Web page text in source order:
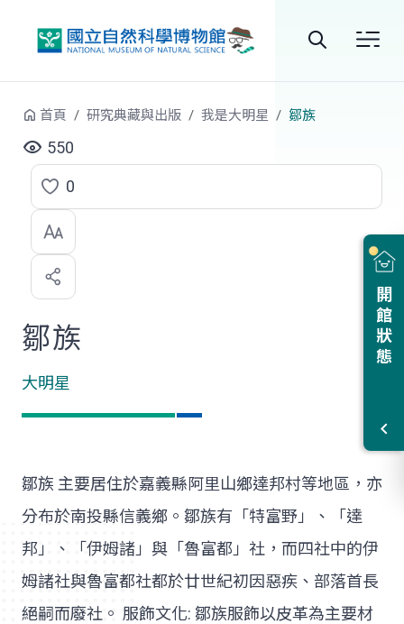
站
尋
開館狀態
首頁 研究典藏與出版 我是大明星 鄒族
550
點
選
喜
歡
0
鄒族
大明星
鄒族 主要居住於嘉義縣阿里山鄉達邦村等地區，亦
分布於南投縣信義鄉。鄒族有「特富野」、「達
邦」、「伊姆諸」與「魯富都」社，而四社中的伊
姆諸社與魯富都社都於廿世紀初因惡疾、部落首長
絕嗣而廢社。 服飾文化: 鄒族服飾以皮革為主要材